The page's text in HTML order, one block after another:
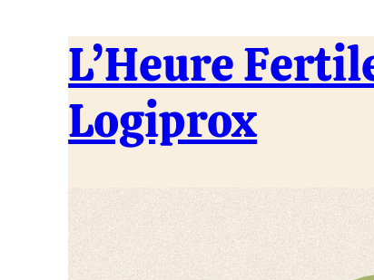
L’Heure
Logiprox